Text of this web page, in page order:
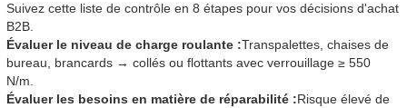
Suivez cette liste de contrôle en 8 étapes pour vos décisions d'achat
B2B.
Évaluer le niveau de charge roulante :Transpalettes, chaises de
bureau, brancards → collés ou flottants avec verrouillage ≥ 550
N/m.
Évaluer les besoins en matière de réparabilité :Risque élevé de